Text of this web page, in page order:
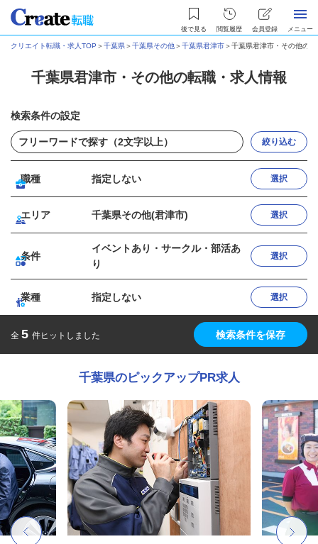
後で見る 閲覧履歴 会員登録 メニュー
クリエイト転職・求人TOP ＞千葉県＞千葉県その他＞千葉県君津市＞千葉県君津市・その他の
千葉県君津市・その他の転職・求人情報
検索条件の設定
絞り込む
職種 指定しない 選択
エリア 千葉県その他(君津市) 選択
条件
イベントあり・サークル・部活あ
り
選択
業種 指定しない 選択
全 5 件ヒットしました 検索条件を保存
千葉県のピックアップPR求人